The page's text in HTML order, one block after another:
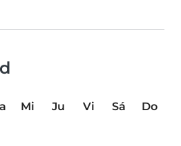
Mi Ju Vi Sá
Do